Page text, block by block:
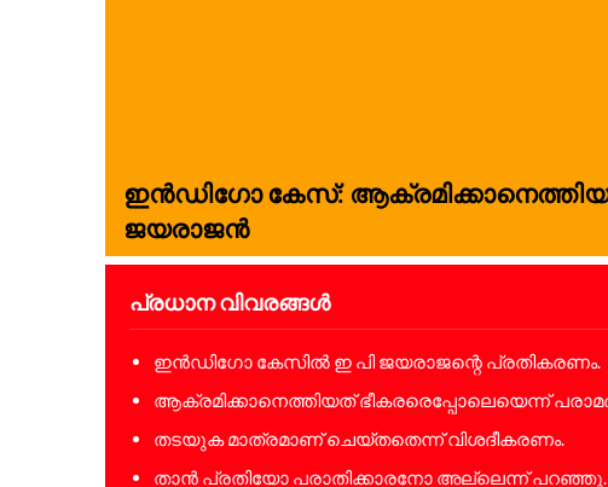
ഇൻഡിഗോ കേസ്:
ജയരാജൻ
പ്രധാന വിവരങ്ങൾ
ഇൻഡിഗോ കേസിൽ ഇ പി ജയരാജന്റെ പ്രതികരണം.
ആക്രമിക്കാനെത്തിയത് ഭീകരരെപ്പോലെയെന്ന്
തടയുക മാത്രമാണ് ചെയ്തതെന്ന് വിശദീകരണം.
താൻ പ്രതിയോ പരാതിക്കാരനോ അല്ലെന്ന് പറഞ്ഞു.